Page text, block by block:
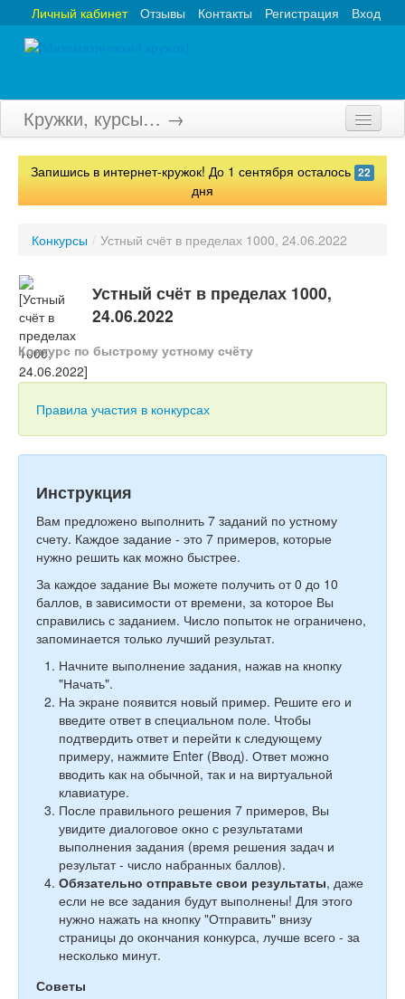
Вход
Регистрация
Контакты
Отзывы
Личный кабинет
Кружки, курсы… →
Главная
Турниры
Конкурсы
Вебинары
Тесты
Учитель
Запишись в интернет-кружок! До 1 сентября осталось 22
дня
Конкурсы / Устный счёт в пределах 1000, 24.06.2022
Устный счёт в пределах 1000,
24.06.2022
Конкурс по быстрому устному счёту
Правила участия в конкурсах
Инструкция
Вам предложено выполнить 7 заданий по устному
счету. Каждое задание - это 7 примеров, которые
нужно решить как можно быстрее.
За каждое задание Вы можете получить от 0 до 10
баллов, в зависимости от времени, за которое Вы
справились с заданием. Число попыток не ограничено,
запоминается только лучший результат.
Начните выполнение задания, нажав на кнопку
"Начать".
На экране появится новый пример. Решите его и
введите ответ в специальном поле. Чтобы
подтвердить ответ и перейти к следующему
примеру, нажмите Enter (Ввод). Ответ можно
вводить как на обычной, так и на виртуальной
клавиатуре.
После правильного решения 7 примеров, Вы
увидите диалоговое окно с результатами
выполнения задания (время решения задач и
результат - число набранных баллов).
Обязательно отправьте свои результаты, даже
если не все задания будут выполнены! Для этого
нужно нажать на кнопку "Отправить" внизу
страницы до окончания конкурса, лучше всего - за
несколько минут.
Советы